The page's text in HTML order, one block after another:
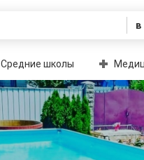
в
Средние школы